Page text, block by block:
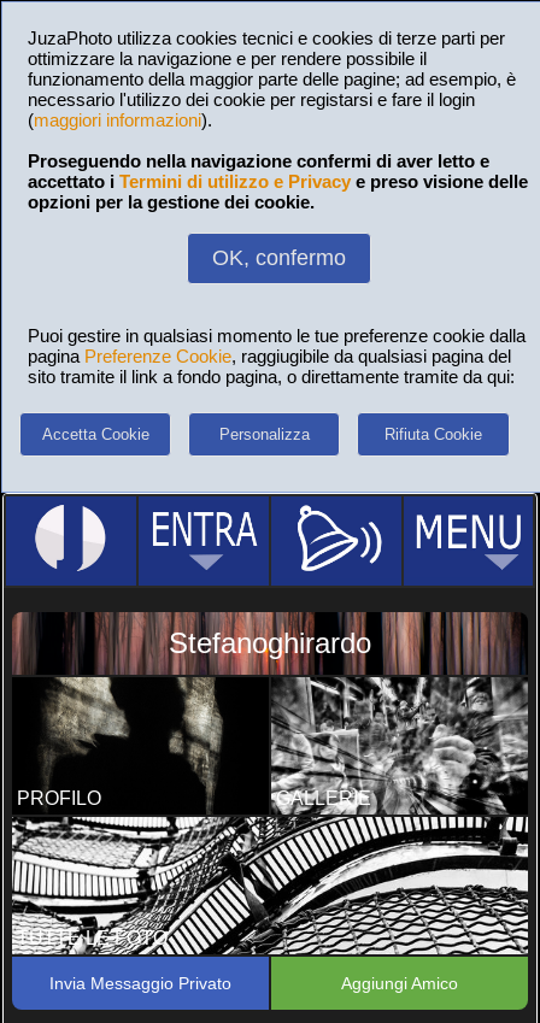
JuzaPhoto utilizza cookies tecnici e cookies di terze parti per
ottimizzare la navigazione e per rendere possibile il
funzionamento della maggior parte delle pagine; ad esempio, è
necessario l'utilizzo dei cookie per registarsi e fare il login
(maggiori informazioni).
Proseguendo nella navigazione confermi di aver letto e
accettato i Termini di utilizzo e Privacy e preso visione delle
opzioni per la gestione dei cookie.
OK, confermo
Puoi gestire in qualsiasi momento le tue preferenze cookie dalla
pagina Preferenze Cookie, raggiugibile da qualsiasi pagina del
sito tramite il link a fondo pagina, o direttamente tramite da qui:
Accetta Cookie Personalizza Rifiuta Cookie
Stefanoghirardo
PROFILO GALLERIE
TUTTE LE FOTO
Invia Messaggio Privato Aggiungi Amico